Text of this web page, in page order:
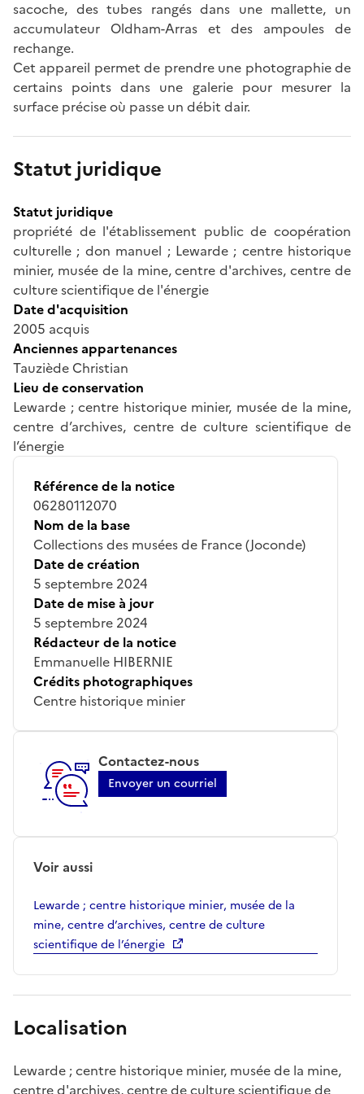
sacoche, des tubes rangés dans une mallette, un
accumulateur Oldham-Arras et des ampoules de
rechange.
Cet appareil permet de prendre une photographie de
certains points dans une galerie pour mesurer la
surface précise où passe un débit dair.
Statut juridique
Statut juridique
propriété de l'établissement public de coopération
culturelle ; don manuel ; Lewarde ; centre historique
minier, musée de la mine, centre d'archives, centre de
culture scientifique de l'énergie
Date d'acquisition
2005 acquis
Anciennes appartenances
Tauziède Christian
Lieu de conservation
Lewarde ; centre historique minier, musée de la mine,
centre d’archives, centre de culture scientifique de
l’énergie
Référence de la notice
06280112070
Nom de la base
Collections des musées de France (Joconde)
Date de création
5 septembre 2024
Date de mise à jour
5 septembre 2024
Rédacteur de la notice
Emmanuelle HIBERNIE
Crédits photographiques
Centre historique minier
Contactez-nous
Envoyer un courriel
Voir aussi
Lewarde ; centre historique minier, musée de la
mine, centre d’archives, centre de culture
scientifique de l’énergie
Localisation
Lewarde ; centre historique minier, musée de la mine,
centre d'archives, centre de culture scientifique de